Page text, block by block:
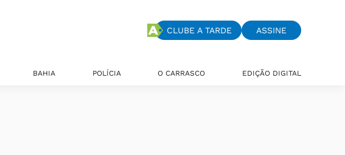
CLUBE A TARDE ASSINE
BAHIA POLÍCIA O CARRASCO EDIÇÃO DIGITAL